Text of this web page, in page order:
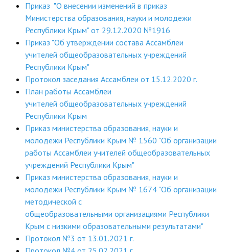
КОНТАКТЫ
Приказ "О внесении изменений в приказ
Министерства образования, науки и молодежи
Республики Крым" от 29.12.2020 №1916
Приказ "Об утверждении состава Ассамблеи
учителей общеобразовательных учреждений
Республики Крым"
Протокол заседания Ассамблеи от 15.12.2020 г.
План работы Ассамблеи
учителей общеобразовательных учреждений
Республики Крым
Приказ министерства образования, науки и
молодежи Республики Крым № 1560 "Об организации
работы Ассамблеи учителей общеобразовательных
учреждений Республики Крым"
Приказ министерства образования, науки и
молодежи Республики Крым № 1674 "Об организации
методической с
общеобразовательными организациями Республики
Крым с низкими образовательными результатами"
Протокол №3 от 13.01.2021 г.